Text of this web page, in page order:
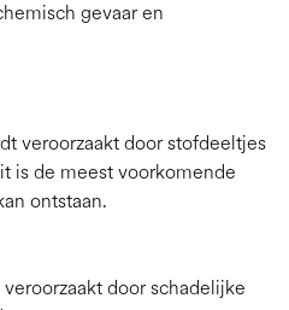
gevaar en
veroorzaakt door stofdeeltjes
is de meest voorkomende
ontstaan.
door schadelijke